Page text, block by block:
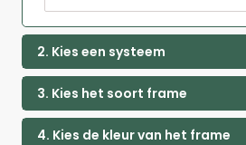
2. Kies een systeem
3. Kies het soort frame
4. Kies de kleur van het frame